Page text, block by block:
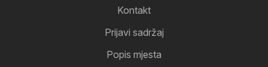
Kontakt
Prijavi sadržaj
Popis mjesta